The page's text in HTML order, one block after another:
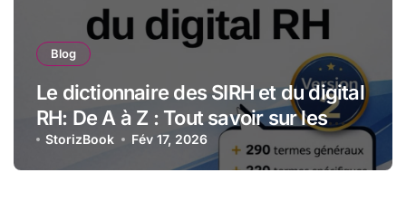
Blog
Le dictionnaire des SIRH et du digital
RH: De A à Z : Tout savoir sur les
technologies et stratégies RH
numériques
StorizBook Fév 17, 2026